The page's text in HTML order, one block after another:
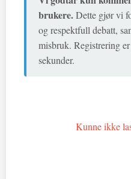
brukere.Dette gjør vi
og respektfull debatt,
misbruk. Registrering
sekunder.
Kunne ikke